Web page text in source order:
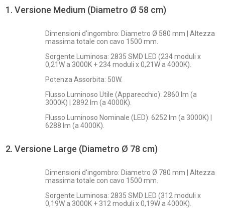
1. Versione Medium (Diametro Ø 58 cm)
Dimensioni d'ingombro: Diametro Ø 580 mm | Altezza
massima totale con cavo 1500 mm.
Sorgente Luminosa: 2835 SMD LED (234 moduli x
0,21W a 3000K + 234 moduli x 0,21W a 4000K).
Potenza Assorbita: 50W.
Flusso Luminoso Utile (Apparecchio): 2860 lm (a
3000K) | 2892 lm (a 4000K).
Flusso Luminoso Nominale (LED): 6252 lm (a 3000K) |
6288 lm (a 4000K).
2. Versione Large (Diametro Ø 78 cm)
Dimensioni d'ingombro: Diametro Ø 780 mm | Altezza
massima totale con cavo 1500 mm.
Sorgente Luminosa: 2835 SMD LED (312 moduli x
0,19W a 3000K + 312 moduli x 0,19W a 4000K).